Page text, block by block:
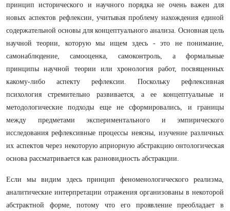
принцип исторического и научного порядка не очень важен для
новых аспектов рефлексии, учитывая проблему нахождения единой
содержательной основы для концептуального анализа. Основная цель
научной теории, которую мы ищем здесь - это не понимание,
самонаблюдение, самооценка, самоконтроль, а формальные
принципы научной теории или хронология работ, посвященных
какому-либо аспекту рефлексии. Поскольку рефлексивная
психология стремительно развивается, а ее концептуальные и
методологические подходы еще не сформировались, и границы
между предметами экспериментального и эмпирического
исследования рефлексивные процессы неясны, изучение различных
их аспектов через некоторую априорную абстракцию онтологическая
основа рассматривается как разновидность абстракции.
Если мы видим здесь принцип феноменологического реализма,
аналитические интерпретации отражения организованы в некоторой
абстрактной форме, потому что его проявление преобладает в